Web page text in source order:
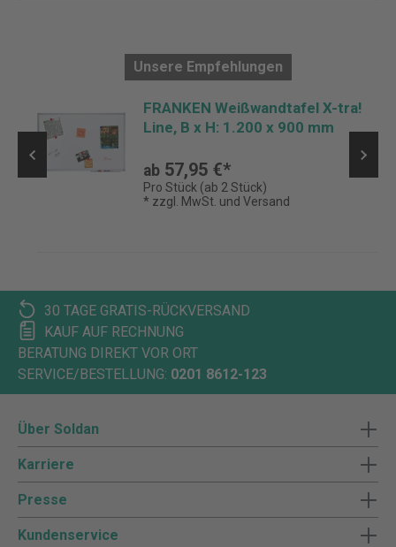
Unsere Empfehlungen
FRANKEN Weißwandtafel X-tra!
Line, B x H: 1.200 x 900 mm
ab 57,95 €*
Pro Stück (ab 2 Stück)
* zzgl. MwSt. und Versand
30 TAGE GRATIS-RÜCKVERSAND
KAUF AUF RECHNUNG
BERATUNG DIREKT VOR ORT
SERVICE/BESTELLUNG: 0201 8612-123
Über Soldan
Karriere
Presse
Kundenservice